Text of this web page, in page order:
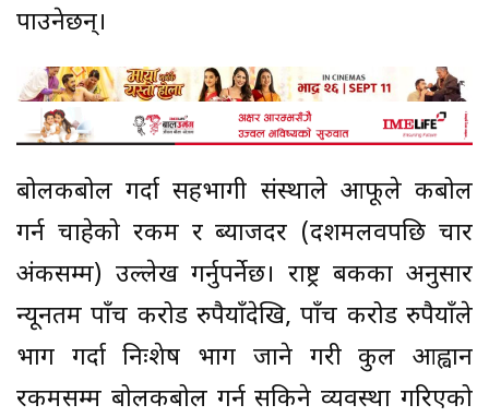
पाउनेछन्।
बोलकबोल गर्दा सहभागी संस्थाले आफूले कबोल
गर्न चाहेको रकम र ब्याजदर (दशमलवपछि चार
अंकसम्म) उल्लेख गर्नुपर्नेछ। राष्ट्र बैंकका अनुसार
न्यूनतम पाँच करोड रुपैयाँदेखि, पाँच करोड रुपैयाँले
भाग गर्दा निःशेष भाग जाने गरी कुल आह्वान
रकमसम्म बोलकबोल गर्न सकिने व्यवस्था गरिएको